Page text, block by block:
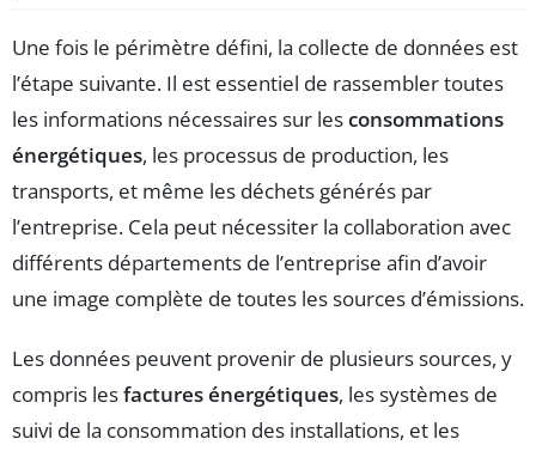
Une fois le périmètre défini, la collecte de données est
l’étape suivante. Il est essentiel de rassembler toutes
les informations nécessaires sur lesconsommations
énergétiques, les processus de production, les
transports, et même les déchets générés par
l’entreprise. Cela peut nécessiter la collaboration avec
différents départements de l’entreprise afin d’avoir
une image complète de toutes les sources d’émissions.
Les données peuvent provenir de plusieurs sources, y
compris lesfactures énergétiques, les systèmes de
suivi de la consommation des installations, et les